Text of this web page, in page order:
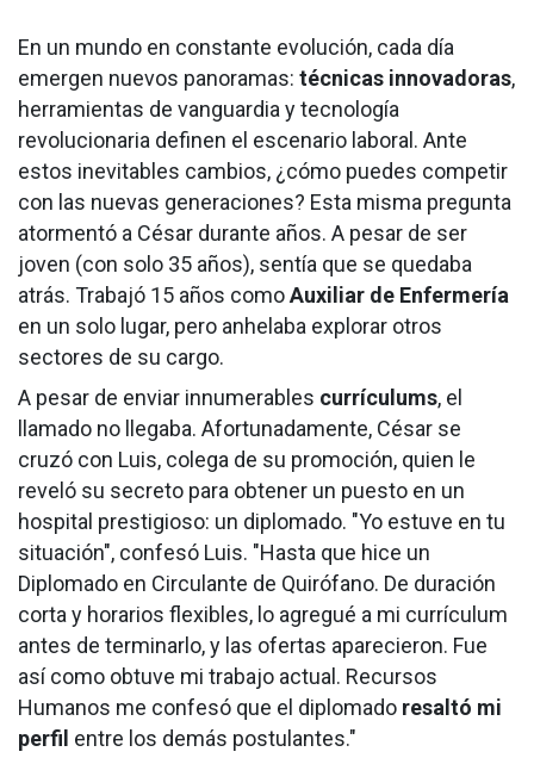
En un mundo en constante evolución, cada día
emergen nuevos panoramas: técnicas innovadoras,
herramientas de vanguardia y tecnología
revolucionaria definen el escenario laboral. Ante
estos inevitables cambios, ¿cómo puedes competir
con las nuevas generaciones? Esta misma pregunta
atormentó a César durante años. A pesar de ser
joven (con solo 35 años), sentía que se quedaba
atrás. Trabajó 15 años comoAuxiliar de Enfermería
en un solo lugar, pero anhelaba explorar otros
sectores de su cargo.
A pesar de enviar innumerables currículums, el
llamado no llegaba. Afortunadamente, César se
cruzó con Luis, colega de su promoción, quien le
reveló su secreto para obtener un puesto en un
hospital prestigioso: un diplomado. "Yo estuve en tu
situación", confesó Luis. "Hasta que hice un
Diplomado en Circulante de Quirófano. De duración
corta y horarios flexibles, lo agregué a mi currículum
antes de terminarlo, y las ofertas aparecieron. Fue
así como obtuve mi trabajo actual. Recursos
Humanos me confesó que el diplomado resaltó mi
perfil entre los demás postulantes."